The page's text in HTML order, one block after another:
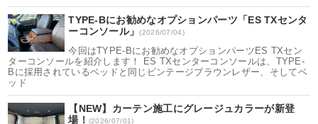
TYPE-Bにお勧めなオプションパーツ「ES TXセンタ
ーコンソール」(2026/07/04)
今回はTYPE-Bにお勧めなオプションパーツES TXセン
ターコンソールを紹介します！ ES TXセンターコンソールは、TYPE-
Bに採用されているベッドと同じビンテージブラウンレザー、そしてベ
ッド
【NEW】カーテン施工にグレージュカラーが新登
場！ (2026/07/01)